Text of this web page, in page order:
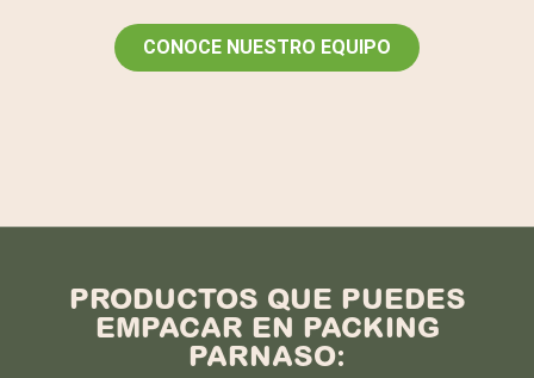
CONOCE NUESTRO EQUIPO
PRODUCTOS QUE PUEDES
EMPACAR EN PACKING
PARNASO: